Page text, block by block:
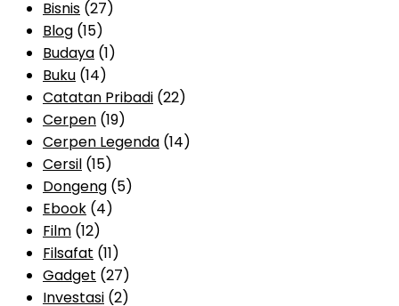
Bisnis (27)
Blog (15)
Budaya (1)
Buku (14)
Catatan Pribadi (22)
Cerpen (19)
Cerpen Legenda (14)
Cersil (15)
Dongeng (5)
Ebook (4)
Film (12)
Filsafat (11)
Gadget (27)
Investasi (2)